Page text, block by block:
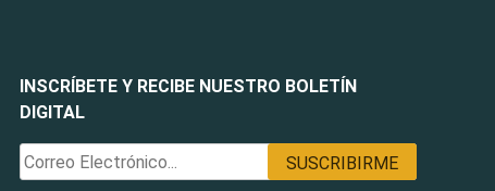
INSCRÍBETE Y RECIBE NUESTRO BOLETÍN
DIGITAL